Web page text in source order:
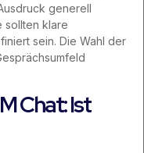
generell
sollten klare
sein. Die Wahl der
Chat: Ist